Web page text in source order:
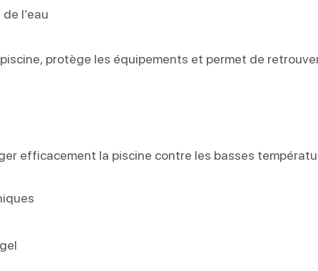
l’eau
protège les équipements et permet de
efficacement la piscine contre les basses